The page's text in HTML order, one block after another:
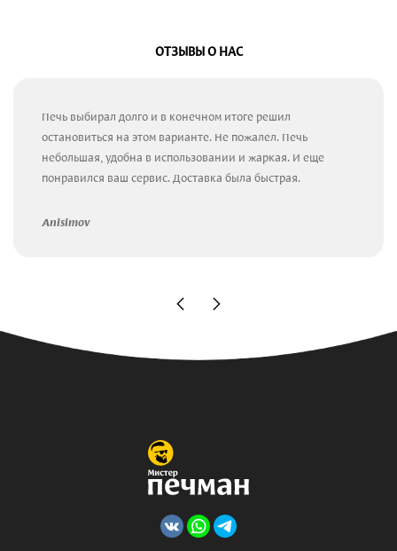
ОТЗЫВЫ О НАС
Печь выбирал долго и в конечном итоге решил
остановиться на этом варианте. Не пожалел. Печь
небольшая, удобна в использовании и жаркая. И еще
понравился ваш сервис. Доставка была быстрая.
Anisimov